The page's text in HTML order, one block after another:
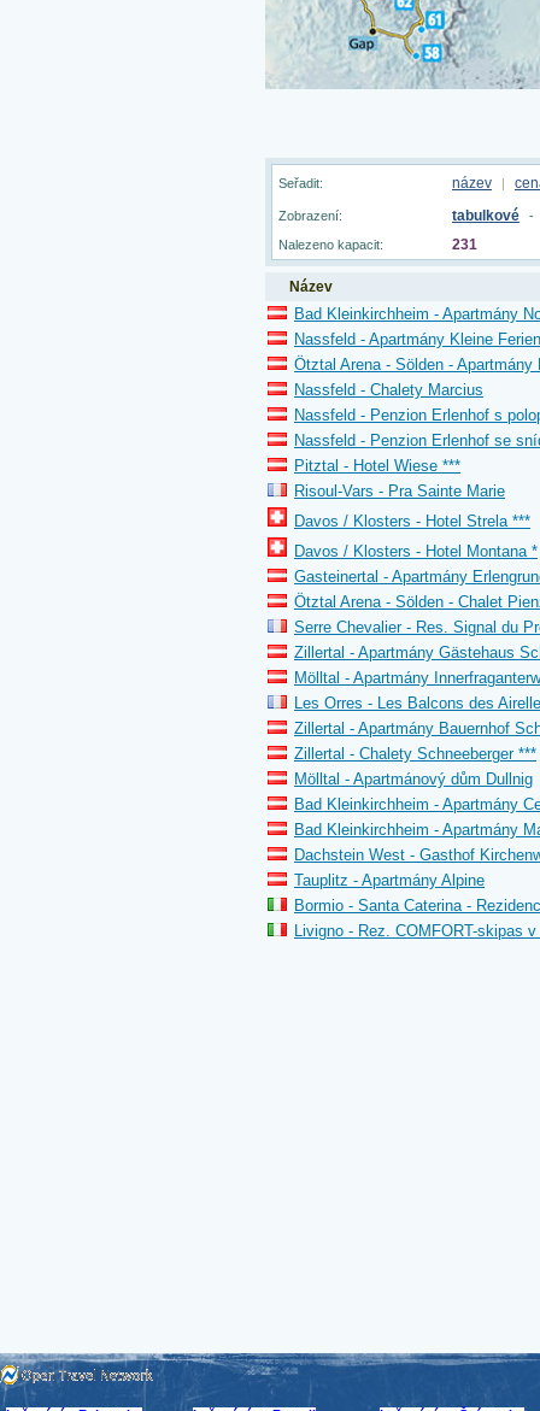
Seřadit: název |
Zobrazení: tabulkové
-
Nalezeno kapacit:
231
Název
Bad Kleinkirchheim - Apartmány
Nassfeld - Apartmány Kleine
Ötztal Arena - Sölden - Apartmány
Nassfeld - Chalety Marcius
Nassfeld - Penzion Erlenhof s
Nassfeld - Penzion Erlenhof se
Pitztal - Hotel Wiese ***
Risoul-Vars - Pra Sainte Marie
Davos / Klosters - Hotel Strela ***
Davos / Klosters - Hotel Montana *
Gasteinertal - Apartmány
Ötztal Arena - Sölden - Chalet
Serre Chevalier - Res. Signal du
Zillertal - Apartmány Gästehaus
Mölltal - Apartmány
Les Orres - Les Balcons des
Zillertal - Apartmány Bauernhof
Zillertal - Chalety Schneeberger ***
Mölltal - Apartmánový dům Dullnig
Bad Kleinkirchheim - Apartmány
Bad Kleinkirchheim - Apartmány
Dachstein West - Gasthof
Tauplitz - Apartmány Alpine
Bormio - Santa Caterina -
Livigno - Rez. COMFORT-skipas